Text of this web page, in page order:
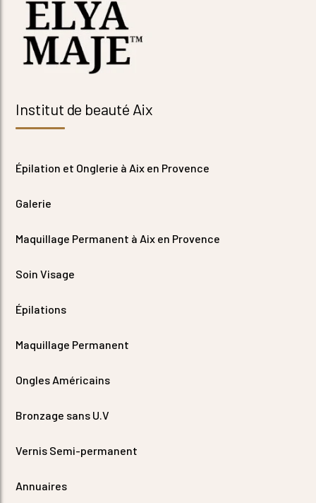
Institut de beauté Aix
Épilation et Onglerie à Aix en Provence
Galerie
Maquillage Permanent à Aix en Provence
Soin Visage
Épilations
Maquillage Permanent
Ongles Américains
Bronzage sans U.V
Vernis Semi-permanent
Annuaires